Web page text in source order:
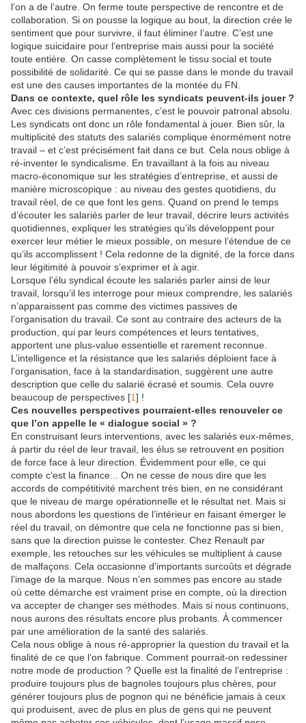
l’on a de l’autre. On ferme toute perspective de rencontre et de
collaboration. Si on pousse la logique au bout, la direction crée le
sentiment que pour survivre, il faut éliminer l’autre. C’est une
logique suicidaire pour l’entreprise mais aussi pour la société
toute entière. On casse complètement le tissu social et toute
possibilité de solidarité. Ce qui se passe dans le monde du travail
est une des causes importantes de la montée du FN.
Dans ce contexte, quel rôle les syndicats peuvent-ils jouer ?
Avec ces divisions permanentes, c’est le pouvoir patronal absolu.
Les syndicats ont donc un rôle fondamental à jouer. Bien sûr, la
multiplicité des statuts des salariés complique énormément notre
travail – et c’est précisément fait dans ce but. Cela nous oblige à
ré-inventer le syndicalisme. En travaillant à la fois au niveau
macro-économique sur les stratégies d’entreprise, et aussi de
manière microscopique : au niveau des gestes quotidiens, du
travail réel, de ce que font les gens. Quand on prend le temps
d’écouter les salariés parler de leur travail, décrire leurs activités
quotidiennes, expliquer les stratégies qu’ils développent pour
exercer leur métier le mieux possible, on mesure l’étendue de ce
qu’ils accomplissent ! Cela redonne de la dignité, de la force dans
leur légitimité à pouvoir s’exprimer et à agir.
Lorsque l’élu syndical écoute les salariés parler ainsi de leur
travail, lorsqu’il les interroge pour mieux comprendre, les salariés
n’apparaissent pas comme des victimes passives de
l’organisation du travail. Ce sont au contraire des acteurs de la
production, qui par leurs compétences et leurs tentatives,
apportent une plus-value essentielle et rarement reconnue.
L’intelligence et la résistance que les salariés déploient face à
l’organisation, face à la standardisation, suggèrent une autre
description que celle du salarié écrasé et soumis. Cela ouvre
beaucoup de perspectives [1] !
Ces nouvelles perspectives pourraient-elles renouveler ce
que l’on appelle le « dialogue social » ?
En construisant leurs interventions, avec les salariés eux-mêmes,
à partir du réel de leur travail, les élus se retrouvent en position
de force face à leur direction. Évidemment pour elle, ce qui
compte c’est la finance... On ne cesse de nous dire que les
accords de compétitivité marchent très bien, en ne considérant
que le niveau de marge opérationnelle et le résultat net. Mais si
nous abordons les questions de l’intérieur en faisant émerger le
réel du travail, on démontre que cela ne fonctionne pas si bien,
sans que la direction puisse le contester. Chez Renault par
exemple, les retouches sur les véhicules se multiplient à cause
de malfaçons. Cela occasionne d’importants surcoûts et dégrade
l’image de la marque. Nous n’en sommes pas encore au stade
où cette démarche est vraiment prise en compte, où la direction
va accepter de changer ses méthodes. Mais si nous continuons,
nous aurons des résultats encore plus probants. À commencer
par une amélioration de la santé des salariés.
Cela nous oblige à nous ré-approprier la question du travail et la
finalité de ce que l’on fabrique. Comment pourrait-on redessiner
notre mode de production ? Quelle est la finalité de l’entreprise :
produire toujours plus de bagnoles toujours plus chères, pour
générer toujours plus de pognon qui ne bénéficie jamais à ceux
qui produisent, avec de plus en plus de gens qui ne peuvent